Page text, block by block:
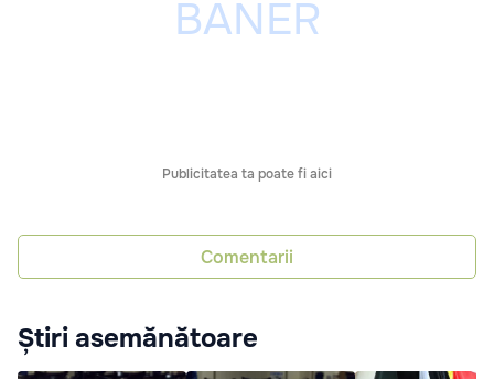
Publicitatea ta poate fi aici
Comentarii
Știri asemănătoare